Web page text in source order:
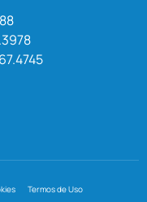
Termos de Uso